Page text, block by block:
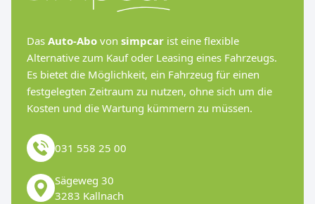
Das Auto-Abo von simpcar ist eine flexible
Alternative zum Kauf oder Leasing eines Fahrzeugs.
Es bietet die Möglichkeit, ein Fahrzeug für einen
festgelegten Zeitraum zu nutzen, ohne sich um die
Kosten und die Wartung kümmern zu müssen.
031 558 25 00
Sägeweg 30
3283 Kallnach